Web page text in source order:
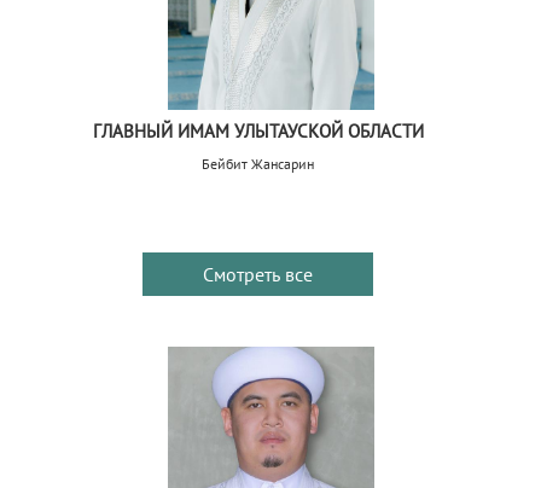
ГЛАВНЫЙ ИМАМ УЛЫТАУСКОЙ ОБЛАСТИ
Бейбит Жансарин
Смотреть все